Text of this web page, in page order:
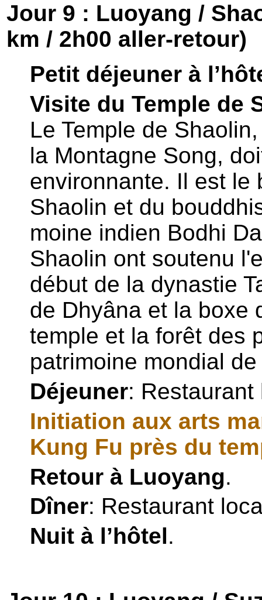
Jour 9 : Luoyang /
km / 2h00 aller-retour)
Petit déjeuner à
Visite du Temple de
Le Temple de
la Montagne Song,
environnante. Il est le
Shaolin et du
moine indien Bodhi
Shaolin ont soutenu
début de la dynastie
de Dhyâna et la boxe
temple et la forêt des
patrimoine mondial
Déjeuner: Restaurant
Initiation aux arts
Kung Fu près du
Retour à Luoyang.
Dîner: Restaurant
Nuit à l’hôtel.